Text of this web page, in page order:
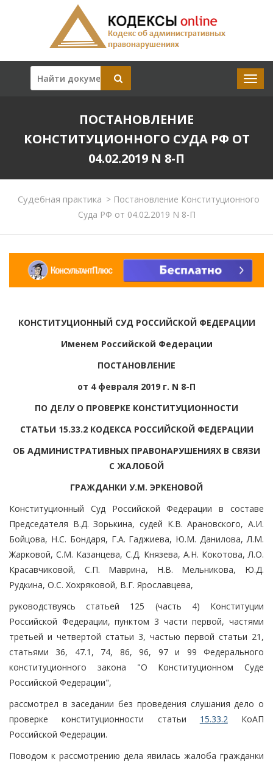
ПОСТАНОВЛЕНИЕ
КОНСТИТУЦИОННОГО СУДА РФ ОТ
04.02.2019 N 8-П
Судебная практика > Постановление Конституционного
Суда РФ от 04.02.2019 N 8-П
КОНСТИТУЦИОННЫЙ СУД РОССИЙСКОЙ ФЕДЕРАЦИИ
Именем Российской Федерации
ПОСТАНОВЛЕНИЕ
от 4 февраля 2019 г. N 8-П
ПО ДЕЛУ О ПРОВЕРКЕ КОНСТИТУЦИОННОСТИ
СТАТЬИ 15.33.2 КОДЕКСА РОССИЙСКОЙ ФЕДЕРАЦИИ
ОБ АДМИНИСТРАТИВНЫХ ПРАВОНАРУШЕНИЯХ В СВЯЗИ
С ЖАЛОБОЙ
ГРАЖДАНКИ У.М. ЭРКЕНОВОЙ
Конституционный Суд Российской Федерации в составе
Председателя В.Д. Зорькина, судей К.В. Арановского, А.И.
Бойцова, Н.С. Бондаря, Г.А. Гаджиева, Ю.М. Данилова, Л.М.
Жарковой, С.М. Казанцева, С.Д. Князева, А.Н. Кокотова, Л.О.
Красавчиковой, С.П. Маврина, Н.В. Мельникова, Ю.Д.
Рудкина, О.С. Хохряковой, В.Г. Ярославцева,
руководствуясь статьей 125 (часть 4) Конституции
Российской Федерации, пунктом 3 части первой, частями
третьей и четвертой статьи 3, частью первой статьи 21,
статьями 36, 47.1, 74, 86, 96, 97 и 99 Федерального
конституционного закона "О Конституционном Суде
Российской Федерации",
рассмотрел в заседании без проведения слушания дело о
проверке конституционности статьи 15.33.2 КоАП
Российской Федерации.
Поводом к рассмотрению дела явилась жалоба гражданки